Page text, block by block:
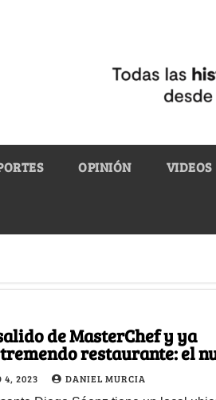
OPINIÓN VIDEOS
de MasterChef y ya
restaurante: el
de un participante
4, 2023 DANIEL MURCIA